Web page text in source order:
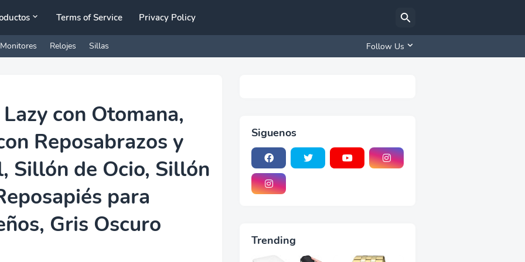
Terms of Service Privacy Policy
Monitores Relojes Sillas Follow Us
con Otomana,
Reposabrazos y
Sillón de Ocio, Sillón
para
Gris Oscuro
Siguenos
Trending